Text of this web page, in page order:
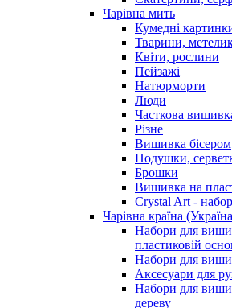
Чарiвна мить
Кумедні
Тварини,
Квіти, рослини
Пейзажі
Натюрморти
Люди
Часткова
Різне
Вишивка бісером
Подушки,
Брошки
Вишивка на
Crystal Art -
Чарівна країна
Набори для
пластиковій
Набори для
Аксесуари для
Набори для
дереву